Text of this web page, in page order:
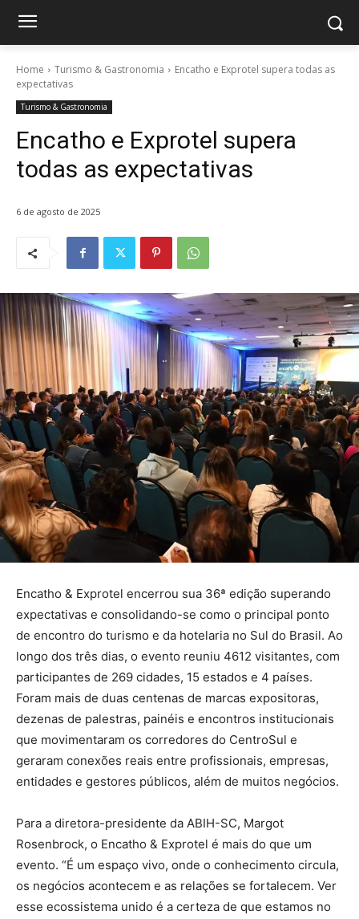
Home Turismo & Gastronomia
Encatho e Exprotel supera todas as
expectativas
Turismo & Gastronomia
Encatho e Exprotel supera
todas as expectativas
6 de agosto de 2025
Encatho & Exprotel encerrou sua 36ª edição superando
expectativas e consolidando-se como o principal ponto
de encontro do turismo e da hotelaria no Sul do Brasil. Ao
longo dos três dias, o evento reuniu 4612 visitantes, com
participantes de 269 cidades, 15 estados e 4 países.
Foram mais de duas centenas de marcas expositoras,
dezenas de palestras, painéis e encontros institucionais
que movimentaram os corredores do CentroSul e
geraram conexões reais entre profissionais, empresas,
entidades e gestores públicos, além de muitos negócios.
Para a diretora-presidente da ABIH-SC, Margot
Rosenbrock, o Encatho & Exprotel é mais do que um
evento. “É um espaço vivo, onde o conhecimento circula,
os negócios acontecem e as relações se fortalecem. Ver
esse ecossistema unido é a certeza de que estamos no